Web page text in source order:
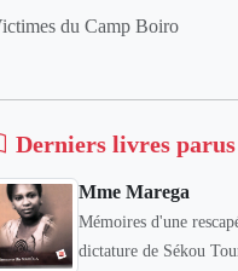
du Camp Boiro
Derniers livres parus
Mme Marega
Mémoires d'une
dictature de Sékou